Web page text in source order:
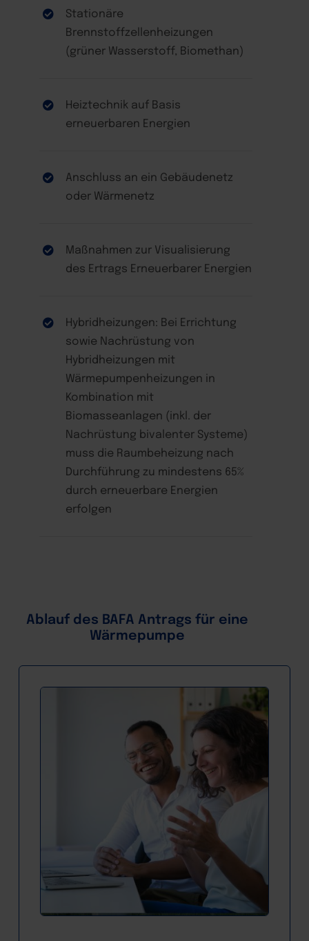
Stationäre
Brennstoffzellenheizungen
(grüner Wasserstoff, Biomethan)
Heiztechnik auf Basis
erneuerbaren Energien
Anschluss an ein Gebäudenetz
oder Wärmenetz
Maßnahmen zur Visualisierung
des Ertrags Erneuerbarer Energien
Hybridheizungen: Bei Errichtung
sowie Nachrüstung von
Hybridheizungen mit
Wärmepumpenheizungen in
Kombination mit
Biomasseanlagen (inkl. der
Nachrüstung bivalenter Systeme)
muss die Raumbeheizung nach
Durchführung zu mindestens 65%
durch erneuerbare Energien
erfolgen
Ablauf des BAFA Antrags für eine
Wärmepumpe